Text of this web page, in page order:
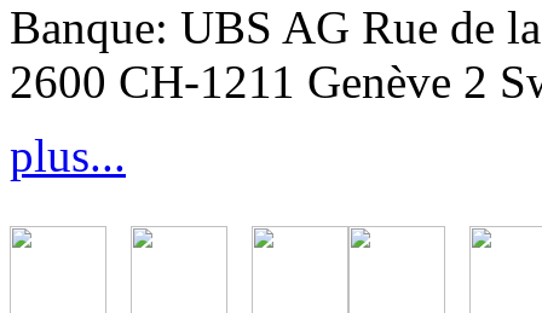
Banque: UBS AG Rue de
2600 CH-1211 Genève 2
plus...